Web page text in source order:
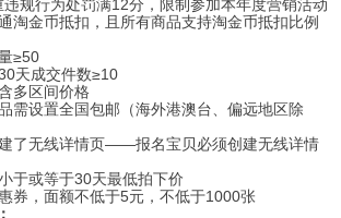
规行为处罚满12分，限制参加本年度营销活动
淘金币抵扣，且所有商品支持淘金币抵扣比例
≥50
天成交件数≥10
多区间价格
需设置全国包邮（海外港澳台、偏远地区除
了无线详情页——报名宝贝必须创建无线详情
于或等于30天最低拍下价
券，面额不低于5元，不低于1000张